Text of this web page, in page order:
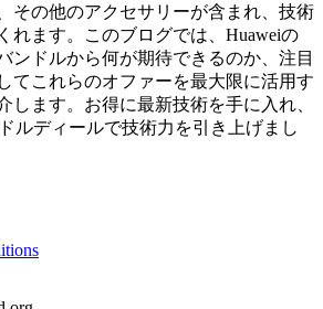
その他のアクセサリーが含まれ、技術
れます。このブログでは、Huaweiの
ンドルから何が期待できるのか、注目
てこれらのオファーを最大限に活用す
します。お得に最新技術を手に入れ、
ルディールで技術力を引き上げまし